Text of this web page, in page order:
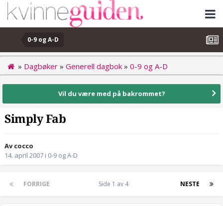
0-9 og A-D
» Dagbøker » Generell dagbok » 0-9 og A-D
Vil du være med på bakrommet?
Simply Fab
Av cocco
14. april 2007 i 0-9 og A-D
FORRIGE NESTE
Side 1 av 4